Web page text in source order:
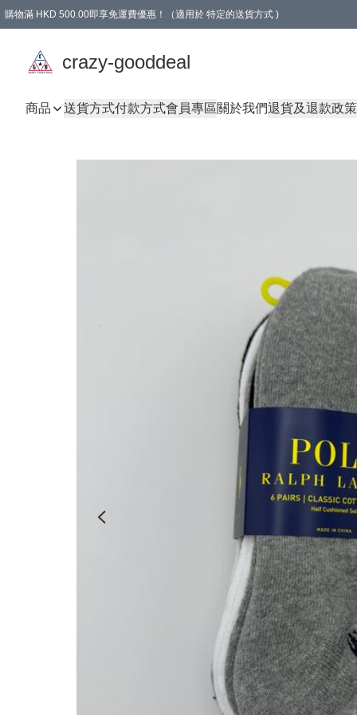
購物滿 HKD 500.00即享免運費優惠！（適用於 特定的送貨方式 )
crazy-gooddeal
商品 送貨方式付款方式會員專區關於我們退貨及退款政策